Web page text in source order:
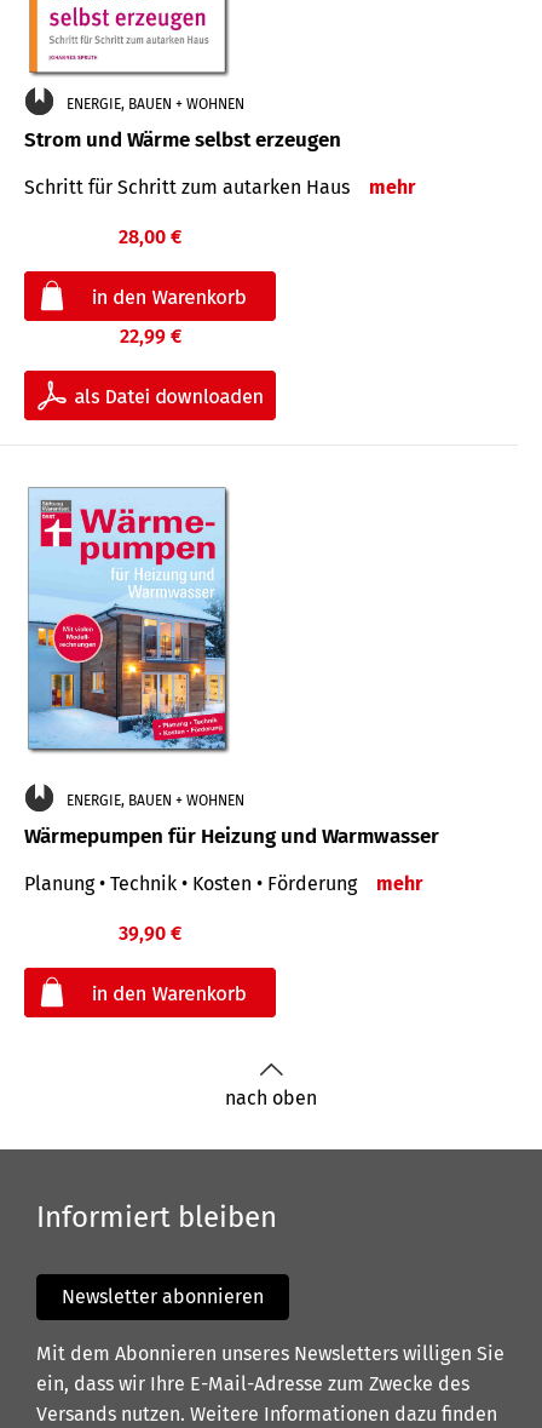
ENERGIE, BAUEN + WOHNEN
Strom und Wärme selbst erzeugen
Schritt für Schritt zum autarken Haus mehr
28,00 €
22,99 €
ENERGIE, BAUEN + WOHNEN
Wärmepumpen für Heizung und Warmwasser
Planung • Technik • Kosten • Förderung mehr
39,90 €
nach oben
Informiert bleiben
Newsletter abonnieren
Mit dem Abonnieren unseres Newsletters willigen Sie
ein, dass wir Ihre E-Mail-Adresse zum Zwecke des
Versands nutzen. Weitere Informationen dazu finden